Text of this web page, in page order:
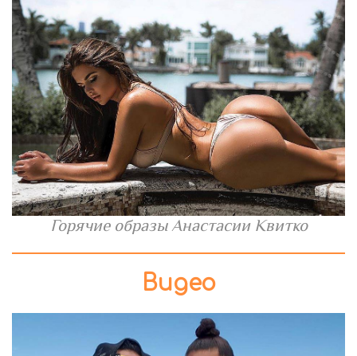
Горячие образы Анастасии Квитко
Видео